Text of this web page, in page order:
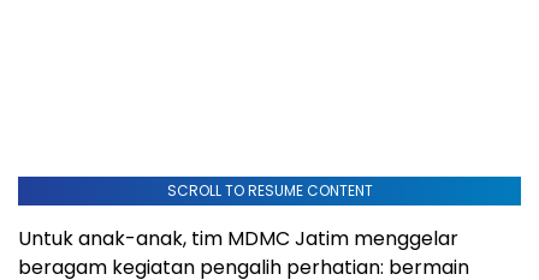
SCROLL TO RESUME CONTENT
Untuk anak-anak, tim MDMC Jatim menggelar
beragam kegiatan pengalih perhatian: bermain